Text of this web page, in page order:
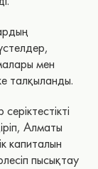
мен
талқыланды.
Алматы
капиталын
пысықтау